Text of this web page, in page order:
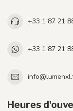
+33 1 87 21
+33 1 87 21
Heures